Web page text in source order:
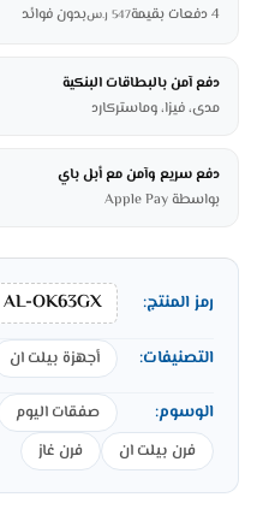
4 دفعات بقيمة
547 ر.سبدون فوائد
دفع آمن بالبطاقات البنكية
مدى، فيزا، وماستركارد
دفع سريع وآمن مع أبل باي
بواسطة Apple Pay
رمز المنتج: AL-OK63GX
التصنيفات: أجهزة بيلت ان
الوسوم: صفقات اليوم
فرن بيلت ان
فرن غاز